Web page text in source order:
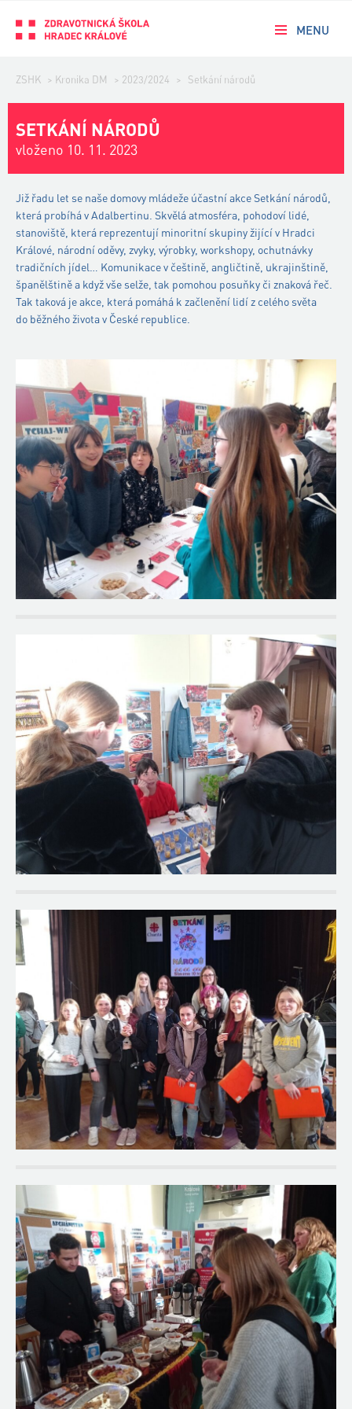
MENU
ZSHK > Kronika DM > 2023/2024 > Setkání národů
SETKÁNÍ NÁRODŮ
vloženo 10. 11. 2023
Již řadu let se naše domovy mládeže účastní akce Setkání národů,
která probíhá v Adalbertinu. Skvělá atmosféra, pohodoví lidé,
stanoviště, která reprezentují minoritní skupiny žijící v Hradci
Králové, národní oděvy, zvyky, výrobky, workshopy, ochutnávky
tradičních jídel… Komunikace v češtině, angličtině, ukrajinštině,
španělštině a když vše selže, tak pomohou posuňky či znaková řeč.
Tak taková je akce, která pomáhá k začlenění lidí z celého světa
do běžného života v České republice.